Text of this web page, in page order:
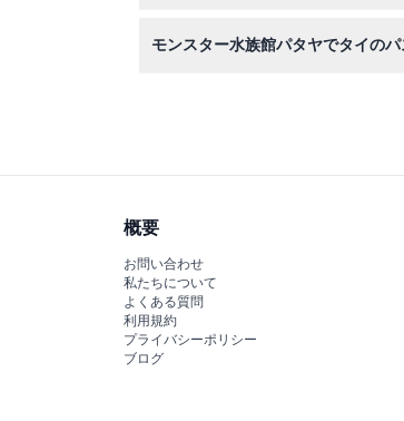
モンスター水族館パタヤでタイの
概要
お問い合わせ
私たちについて
よくある質問
利用規約
プライバシーポリシー
ブログ